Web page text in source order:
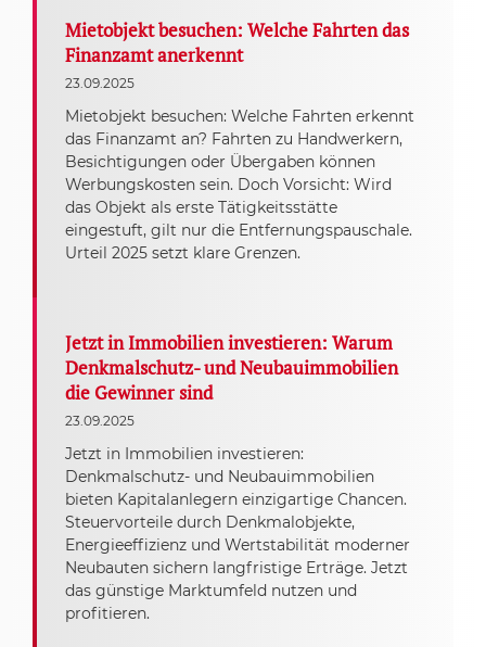
Mietobjekt besuchen: Welche Fahrten das
Finanzamt anerkennt
23.09.2025
Mietobjekt besuchen: Welche Fahrten erkennt
das Finanzamt an? Fahrten zu Handwerkern,
Besichtigungen oder Übergaben können
Werbungskosten sein. Doch Vorsicht: Wird
das Objekt als erste Tätigkeitsstätte
eingestuft, gilt nur die Entfernungspauschale.
Urteil 2025 setzt klare Grenzen.
Jetzt in Immobilien investieren: Warum
Denkmalschutz- und Neubauimmobilien
die Gewinner sind
23.09.2025
Jetzt in Immobilien investieren:
Denkmalschutz- und Neubauimmobilien
bieten Kapitalanlegern einzigartige Chancen.
Steuervorteile durch Denkmalobjekte,
Energieeffizienz und Wertstabilität moderner
Neubauten sichern langfristige Erträge. Jetzt
das günstige Marktumfeld nutzen und
profitieren.